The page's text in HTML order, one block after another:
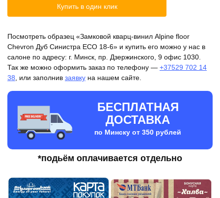
кварц-
floor
Chevron
Дуб
Синистра
ЕСО
18-
Купить в один клик
Посмотреть образец «Замковой кварц-винил Alpine floor
Chevron Дуб Синистра ЕСО 18-6» и купить его можно у нас в
салоне по адресу: г. Минск, пр. Дзержинского, 9 офис 1030.
Так же можно оформить заказ по телефону — +37529 702 14
38, или заполнив заявку на нашем сайте.
БЕСПЛАТНАЯ
ДОСТАВКА
по Минску от 350 рублей
*подьём оплачивается отдельно